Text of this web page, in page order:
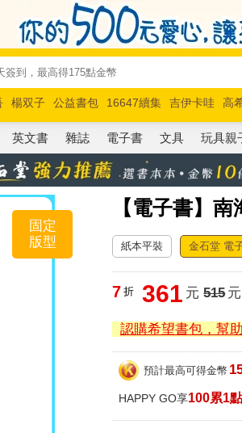
楊双子 公益書包 16647續集 吉伊卡哇 高
攤新作 馬斯克 玩具總動員5 超慢跑
英文書 雜誌 電子書 文具 玩具親
【電子書】
固定
版型
紙本平裝 金石堂 電
7 折 361 元 515元
認購希望書包，幫
預計最高可得金幣
HAPPY GO享100累1